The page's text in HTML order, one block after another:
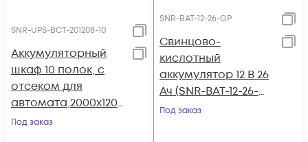
SNR-UPS-BCT-201208-10
Аккумуляторный
шкаф 10 полок, с
отсеком для
автомата,2000х1200
х800мм (SNR-UPS-
Под заказ
SNR-BAT-12-26-GP
Свинцово-
кислотный
аккумулятор 12 В 26
Ач (SNR-BAT-12-26-
GP)
Под заказ